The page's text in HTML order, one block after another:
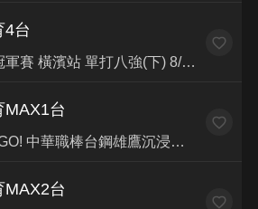
4台
LIVE WTT冠軍賽 橫濱站 單打八強(下) 8/8(普)
MAX1台
LIVE ELTA GO! 中華職棒台鋼雄鷹沉浸式多視角直播(普)
MAX2台